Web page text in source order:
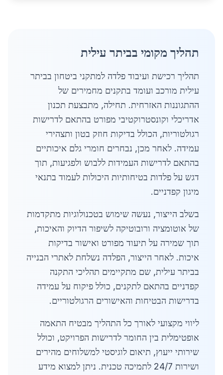
תהליך מקומי בביתר עילית
תהליך רכישת ועיבוד פלדה למתקני ביטחון בביתר
עילית מורכב ועומד בתקנים מחמירים של
ההתגוננות האזרחית. תחילה, מתבצעת תכנון
אדריכלי וקונסטרוקטיבי מפורט בהתאם לדרישות
רגולטוריות, הכולל בדיקות חוזק בטון ותצהירי
עמידה. לאחר מכן, נבחרים חומרי גלם איכותיים
בהתאם לדרישות העמידות ללבוש ולפגיעות, תוך
דגש על פלדות בטיחותיות היכולות לעמוד בתנאי
מיגון קפדניים.
בשלב הייצור, נעשה שימוש בטכנולוגיות מתקדמות
של אוטומציה ורובוטיקה לשיפור הדיוק והאיכות,
תוך שמירה על תיעוד מפורט ואישור בדיקות
איכות. לאחר הייצור, הפלדה נשלחת לאתרי הבנייה
בביתר עילית, שם מתקיימים תהליכי התקנה
קפדניים בהתאם לתקנים, כולל פיקוח על עמידה
בדרישות הבטיחות והאישורים הרגולטוריים.
ליווי מקצועי לאורך כל התהליך מבטיח התאמה
אופטימלית בין החומר לדרישות הפרויקט, וכולל
שירותי ייעוץ, תיאום לוגיסטי למשלוחים מהירים
ושירות 24/7 לתמיכה טכנית. ניתן למצוא מידע